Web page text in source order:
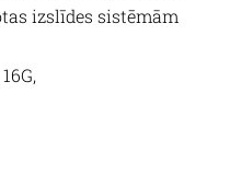
izslīdes sistēmām